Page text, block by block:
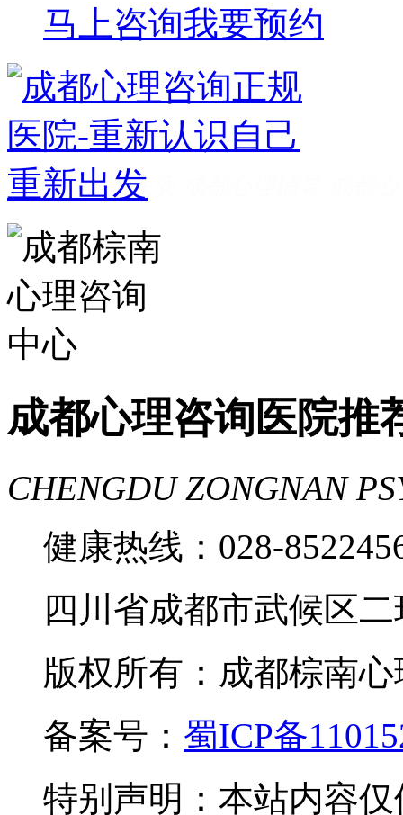
马上咨询我要预约
成都看心理疾病
家好 成都心理咨询推荐
费
成都心理医院哪里好
成都心理咨询医院推
CHENGDU ZONGNAN
健康热线：028-
四川省成都市武候区
版权所有：成都棕南
备案号： 蜀ICP备
特别声明：本站内容